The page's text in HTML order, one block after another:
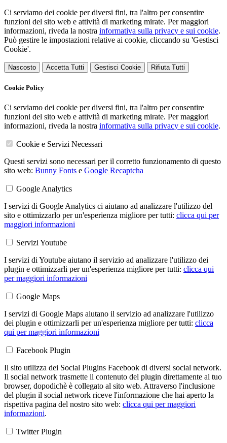
Ci serviamo dei cookie per diversi fini, tra l'altro per consentire
funzioni del sito web e attività di marketing mirate. Per maggiori
informazioni, riveda la nostra informativa sulla privacy e sui cookie.
Può gestire le impostazioni relative ai cookie, cliccando su 'Gestisci
Cookie'.
Nascosto Accetta Tutti Gestisci Cookie Rifiuta Tutti
Cookie Policy
Ci serviamo dei cookie per diversi fini, tra l'altro per consentire
funzioni del sito web e attività di marketing mirate. Per maggiori
informazioni, riveda la nostra informativa sulla privacy e sui cookie.
Cookie e Servizi Necessari
Questi servizi sono necessari per il corretto funzionamento di questo
sito web: Bunny Fonts e Google Recaptcha
Google Analytics
I servizi di Google Analytics ci aiutano ad analizzare l'utilizzo del
sito e ottimizzarlo per un'esperienza migliore per tutti: clicca qui per
maggiori informazioni
Servizi Youtube
I servizi di Youtube aiutano il servizio ad analizzare l'utilizzo dei
plugin e ottimizzarli per un'esperienza migliore per tutti: clicca qui
per maggiori informazioni
Google Maps
I servizi di Google Maps aiutano il servizio ad analizzare l'utilizzo
dei plugin e ottimizzarli per un'esperienza migliore per tutti: clicca
qui per maggiori informazioni
Facebook Plugin
Il sito utilizza dei Social Plugins Facebook di diversi social network.
Il social network trasmette il contenuto del plugin direttamente al tuo
browser, dopodichè è collegato al sito web. Attraverso l'inclusione
del plugin il social network riceve l'informazione che hai aperto la
rispettiva pagina del nostro sito web: clicca qui per maggiori
informazioni.
Twitter Plugin